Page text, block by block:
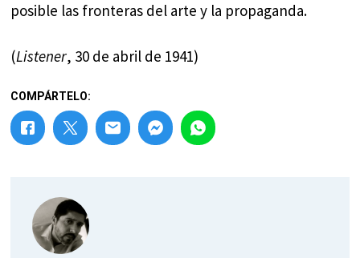
posible las fronteras del arte y la propaganda.
(Listener, 30 de abril de 1941)
COMPÁRTELO: